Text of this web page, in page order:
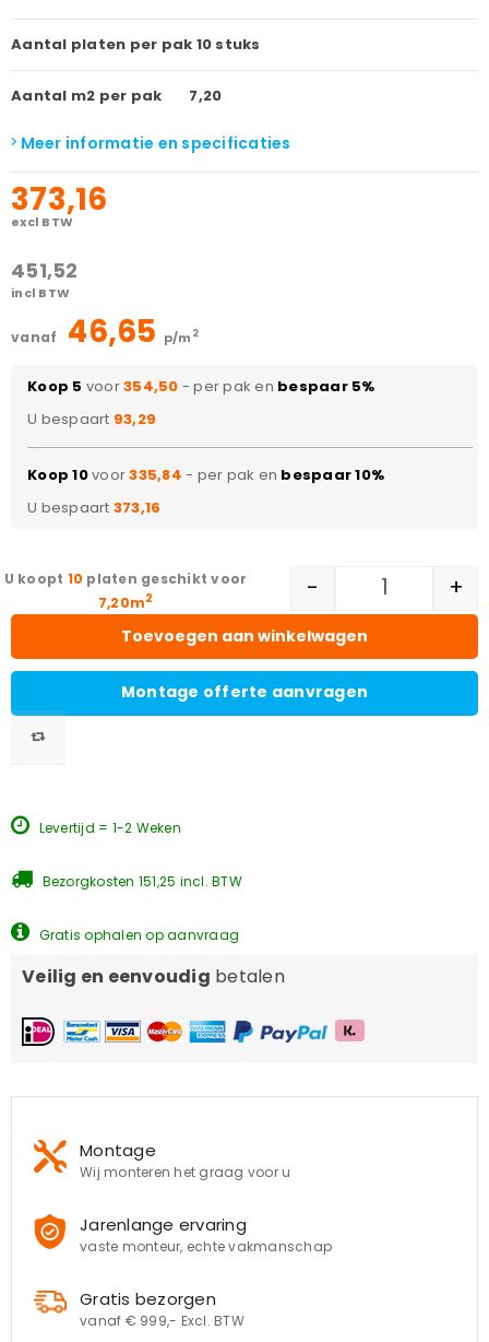
Aantal platen per pak 10 stuks
Aantal m2 per pak 7,20
Meer informatie en specificaties
373,16
excl BTW
451,52
incl BTW
vanaf 46,65 p/m 2
Koop 5 voor354,50 - per pak en bespaar 5%
U bespaart 93,29
Koop 10voor335,84 - per pak en bespaar 10%
U bespaart 373,16
- +
Toevoegen aan winkelwagen
Montage offerte aanvragen
10 platen geschikt voor
7,20m2
Levertijd = 1-2 Weken
Bezorgkosten 151,25 incl. BTW
Gratis ophalen op aanvraag
Veilig en eenvoudig betalen
Montage
Wij monteren het graag voor u
Jarenlange ervaring
vaste monteur, echte vakmanschap
Gratis bezorgen
vanaf € 999,- Excl. BTW